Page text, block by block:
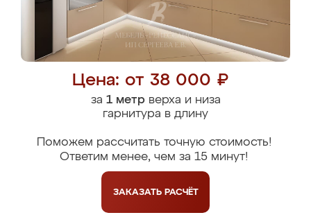
Цена: от 38 000 ₽
за 1 метрверха и низа
гарнитура в длину
Поможем рассчитать точную стоимость!
Ответим менее, чем за 15 минут!
ЗАКАЗАТЬ РАСЧЁТ